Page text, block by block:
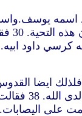
الملاك
وهوذا اليصابات